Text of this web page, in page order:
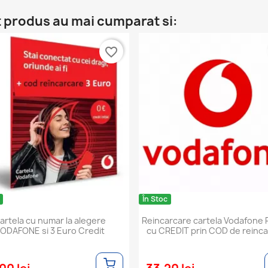
au mai cumparat si:
cu numar la alegere
si 3 Euro Credit
favorite_border
În Stoc
Reincarcare cartela Vodafone
cu CREDIT prin COD de